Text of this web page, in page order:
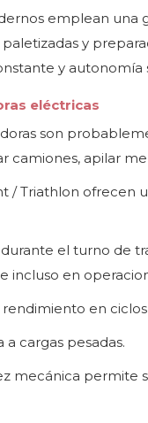
emplean una
y
y
eléctricas
son
camiones, apilar
/ Triathlon ofrecen
el turno de
incluso en
en
a cargas pesadas.
mecánica permite